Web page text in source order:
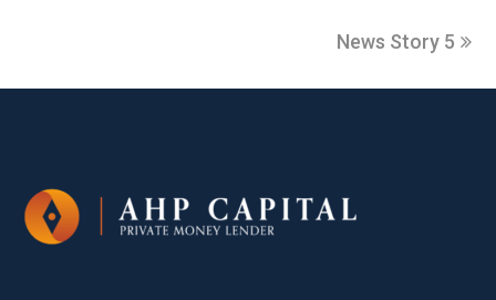
next
News Story 5